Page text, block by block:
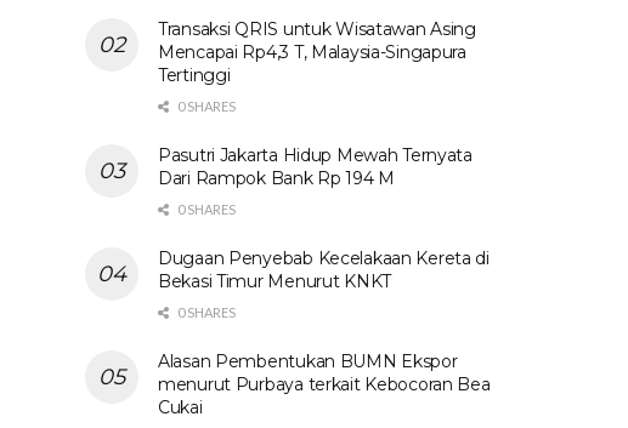
Transaksi QRIS untuk Wisatawan Asing
Mencapai Rp4,3 T, Malaysia-Singapura
Tertinggi
0 SHARES
Pasutri Jakarta Hidup Mewah Ternyata
Dari Rampok Bank Rp 194 M
0 SHARES
Dugaan Penyebab Kecelakaan Kereta di
Bekasi Timur Menurut KNKT
0 SHARES
Alasan Pembentukan BUMN Ekspor
menurut Purbaya terkait Kebocoran Bea
Cukai